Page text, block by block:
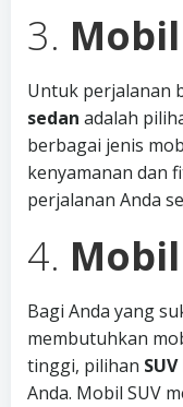
3.
Untuk perjalanan
sedan adalah
berbagai jenis
kenyamanan dan
perjalanan Anda
4. Mobil
Bagi Anda yang
membutuhkan
tinggi, pilihan SUV
Anda. Mobil SUV